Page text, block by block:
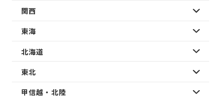
関西
東海
北海道
東北
甲信越・北陸